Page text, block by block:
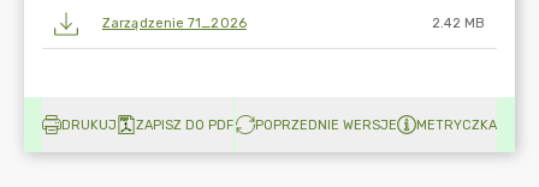
Zarządzenie 71_2026 2.42 MB
DRUKUJ ZAPISZ DO PDF POPRZEDNIE WERSJE METRYCZKA